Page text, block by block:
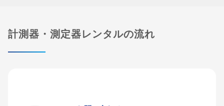
計測器・測定器レンタルの流れ